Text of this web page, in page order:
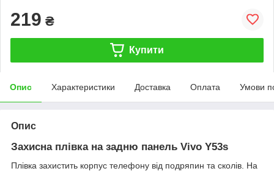
219 ₴
Купити
Опис Характеристики Доставка Оплата Умови
Опис
Захисна плівка на задню панель Vivo Y53s
Плівка захистить корпус телефону від подряпин та сколів. На